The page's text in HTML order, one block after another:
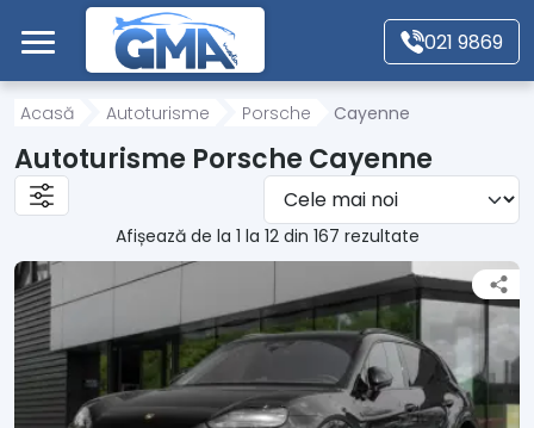
Mergi direct la conținutul principal
021 9869
Acasă
Autoturisme
Motociclete
Autoutilitare
Alte tipuri vehicule
Acasă Autoturisme Porsche Cayenne
Autoturisme Porsche Cayenne
Afișează de la 1 la 12 din 167 rezultate